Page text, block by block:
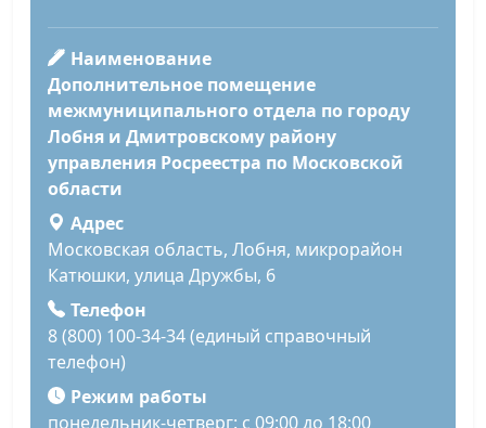
Наименование
Дополнительное помещение
межмуниципального отдела по городу
Лобня и Дмитровскому району
управления Росреестра по Московской
области
Адрес
Московская область, Лобня, микрорайон
Катюшки, улица Дружбы, 6
Телефон
8 (800) 100-34-34 (единый справочный
телефон)
Режим работы
понедельник-четверг: с 09:00 до 18:00